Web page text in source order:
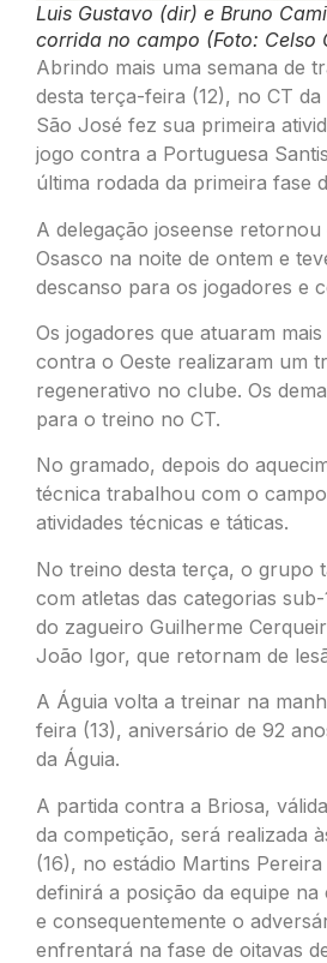
Luis Gustavo (dir) e Bruno
corrida no campo (Foto: Celso
Abrindo mais uma semana de
desta terça-feira (12), no CT
São José fez sua primeira
jogo contra a Portuguesa
última rodada da primeira fase
A delegação joseense retornou
Osasco na noite de ontem e
descanso para os jogadores e
Os jogadores que atuaram
contra o Oeste realizaram um
regenerativo no clube. Os
para o treino no CT.
No gramado, depois do
técnica trabalhou com o
atividades técnicas e táticas.
No treino desta terça, o grupo
com atletas das categorias
do zagueiro Guilherme
João Igor, que retornam de
A Águia volta a treinar na
feira (13), aniversário de 92
da Águia.
A partida contra a Briosa,
da competição, será realizada
(16), no estádio Martins
definirá a posição da equipe na
e consequentemente o
enfrentará na fase de oitavas